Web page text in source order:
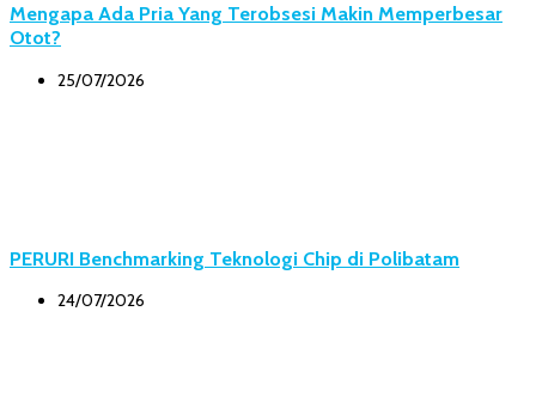
Mengapa Ada Pria Yang Terobsesi Makin Memperbesar
Otot?
25/07/2026
PERURI Benchmarking Teknologi Chip di Polibatam
24/07/2026